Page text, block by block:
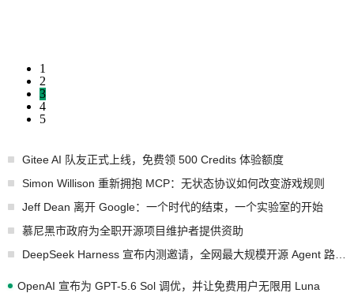
1
2
3
4
5
Gitee AI 队友正式上线，免费领 500 Credits 体验额度
Simon Willison 重新拥抱 MCP：无状态协议如何改变游戏规则
Jeff Dean 离开 Google：一个时代的结束，一个实验室的开始
慕尼黑市政府为全职开源项目维护者提供资助
OpenAI 宣布为 GPT-5.6 Sol 调优，并让免费用户无限用 Luna